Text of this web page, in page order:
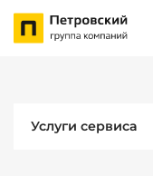
Услуги сервиса